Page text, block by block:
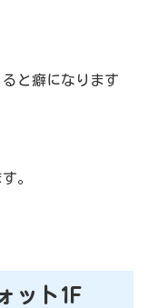
と癖になります
。
ット1F